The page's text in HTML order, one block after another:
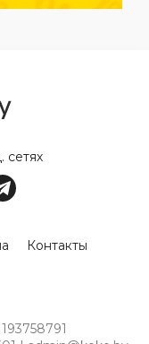
сетях
Контакты